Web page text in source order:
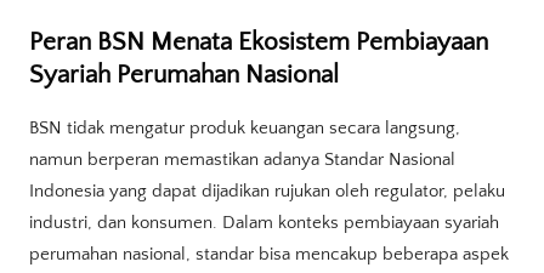
Peran BSN Menata Ekosistem Pembiayaan
Syariah Perumahan Nasional
BSN tidak mengatur produk keuangan secara langsung,
namun berperan memastikan adanya Standar Nasional
Indonesia yang dapat dijadikan rujukan oleh regulator, pelaku
industri, dan konsumen. Dalam konteks pembiayaan syariah
perumahan nasional, standar bisa mencakup beberapa aspek